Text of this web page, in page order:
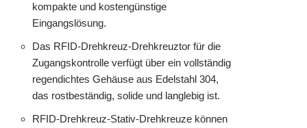
kompakte und kostengünstige
Eingangslösung.
Das RFID-Drehkreuz-Drehkreuztor für die
Zugangskontrolle verfügt über ein vollständig
regendichtes Gehäuse aus Edelstahl 304,
das rostbeständig, solide und langlebig ist.
RFID-Drehkreuz-Stativ-Drehkreuze können